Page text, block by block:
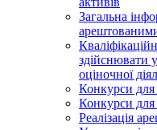
Загальна
здiйснювати
оціночної
Конкурси для
Конкурси для
Реалізація